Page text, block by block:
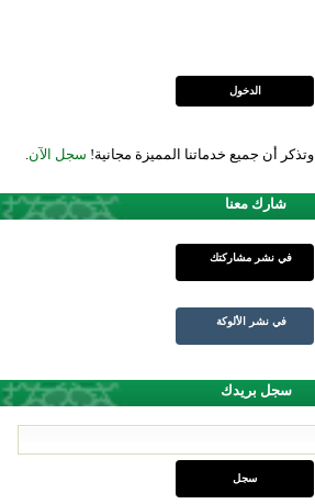
وتذكر أن جميع خدماتنا المميزة مجانية! سجل الآن
شارك معنا
في نشر مشاركتك
في نشر الألوكة
سجل بريدك